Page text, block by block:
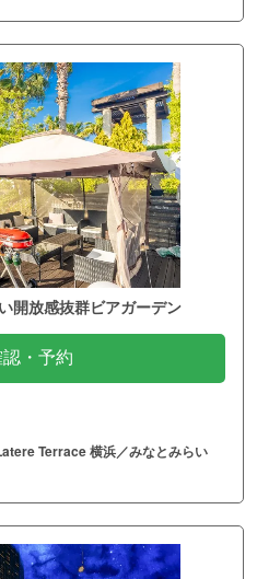
開放感抜群ビアガーデン
・予約
Terrace 横浜／みなとみらい